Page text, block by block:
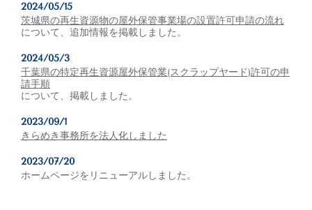
2024/05/15
茨城県の再生資源物の屋外保管事業場の設置許可申請の流れ
について、追加情報を掲載しました。
2024/05/3
千葉県の特定再生資源屋外保管業(スクラップヤード)許可の申
請手順
について、掲載しました。
2023/09/1
きらめき事務所を法人化しました
2023/07/20
ホームページをリニューアルしました。